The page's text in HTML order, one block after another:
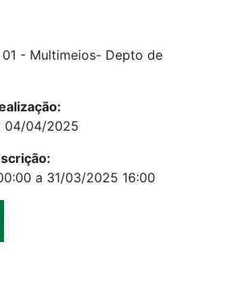
01 - Multimeios- Depto de
04/04/2025
a 31/03/2025 16:00